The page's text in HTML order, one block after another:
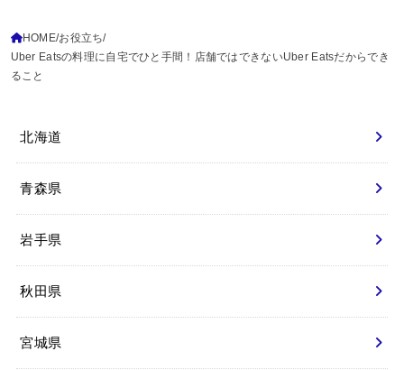
HOME お役立ち
Uber Eatsの料理に自宅でひと手間！店舗ではできないUber Eatsだからでき
ること
北海道
青森県
岩手県
秋田県
宮城県